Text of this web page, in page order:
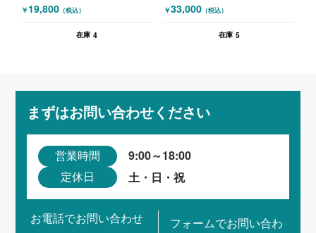
￥ 19,800 （税込）
在庫 4
￥33,000 （税込）
在庫 5
まずはお問い合わせください
営業時間 9:00～18:00
定休日 土・日・祝
お電話でお問い合わせ
フォームでお問い合わ